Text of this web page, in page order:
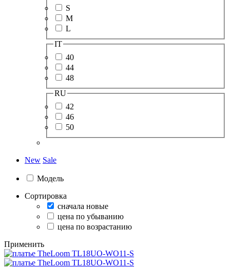
S
M
L
IT
40
44
48
RU
42
46
50
New Sale
Модель
Сортировка
сначала новые
цена по убыванию
цена по возрастанию
Применить